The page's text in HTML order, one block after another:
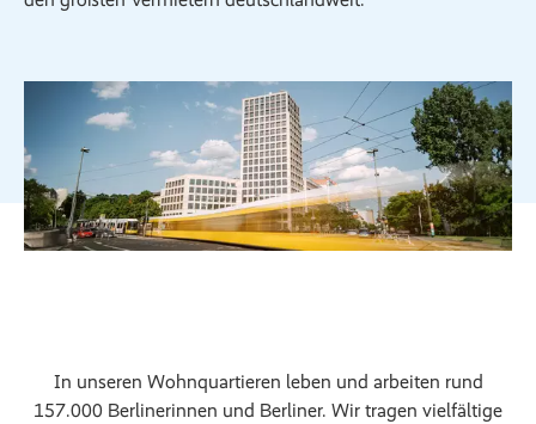
In unseren Wohnquartieren leben und arbeiten rund
157.000 Berlinerinnen und Berliner. Wir tragen vielfältige